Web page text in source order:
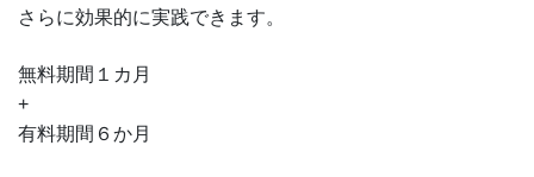
さらに効果的に実践できます。
無料期間１カ月
+
有料期間６か月